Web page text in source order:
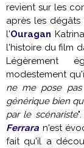
revient sur les
après les
l'Ouragan
l'histoire du film
Légèrement
modestement
ne me pose
générique bien
par le scénariste
Ferrara n'est
fait qu'il a